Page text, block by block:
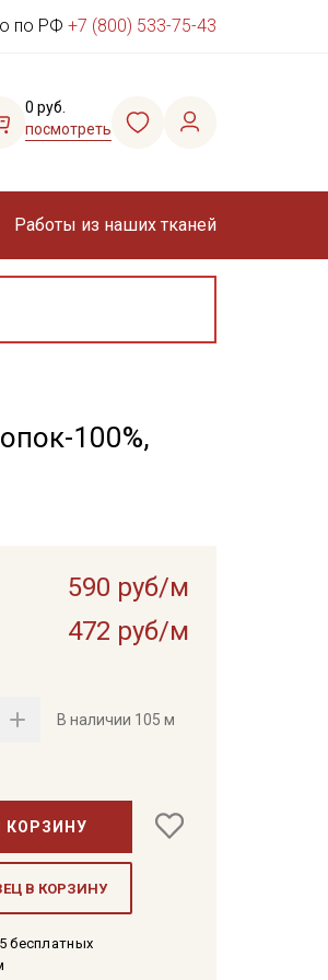
по РФ +7 (800) 533-75-43
0 руб.
посмотреть
Работы из наших тканей
100%,
590 руб/м
472 руб/м
В наличии 105 м
КОРЗИНУ
В КОРЗИНУ
бесплатных